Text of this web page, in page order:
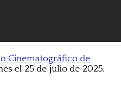
Cinematográfico de
el 25 de julio de 2025.